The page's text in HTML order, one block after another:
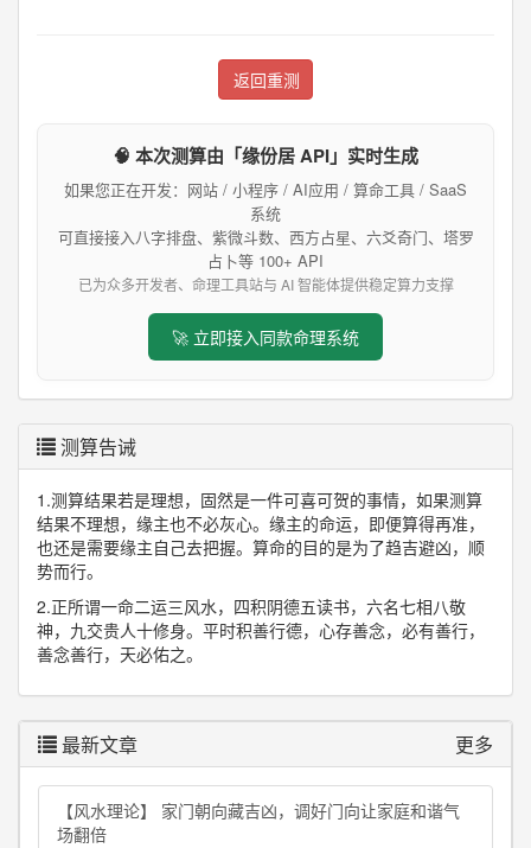
返回重测
🧠 本次测算由「缘份居 API」实时生成
如果您正在开发：网站 / 小程序 / AI应用 / 算命工具 / SaaS
系统
可直接接入八字排盘、紫微斗数、西方占星、六爻奇门、塔罗
占卜等 100+ API
已为众多开发者、命理工具站与 AI 智能体提供稳定算力支撑
🚀 立即接入同款命理系统
测算告诫
1.测算结果若是理想，固然是一件可喜可贺的事情，如果测算
结果不理想，缘主也不必灰心。缘主的命运，即便算得再准，
也还是需要缘主自己去把握。算命的目的是为了趋吉避凶，顺
势而行。
2.正所谓一命二运三风水，四积阴德五读书，六名七相八敬
神，九交贵人十修身。平时积善行德，心存善念，必有善行，
善念善行，天必佑之。
最新文章 更多
【风水理论】 家门朝向藏吉凶，调好门向让家庭和谐气
场翻倍